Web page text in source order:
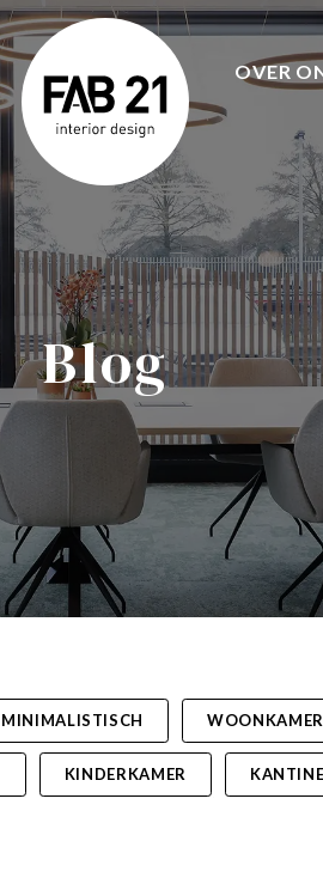
OVER
Blog
MINIMALISTISCH WOONKAMER
KINDERKAMER KANTINE